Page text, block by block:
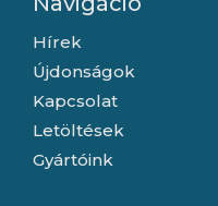
Hírek
Újdonságok
Kapcsolat
Letöltések
Gyártóink